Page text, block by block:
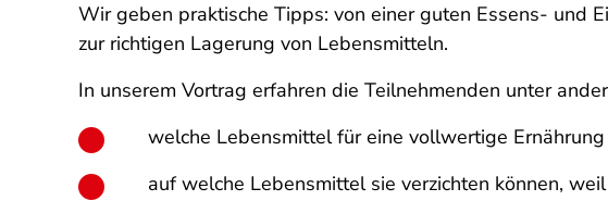
Wir geben praktische Tipps: von einer guten Essens- und
zur richtigen Lagerung von Lebensmitteln.
In unserem Vortrag erfahren die Teilnehmenden unter
welche Lebensmittel für eine vollwertige
auf welche Lebensmittel sie verzichten können,